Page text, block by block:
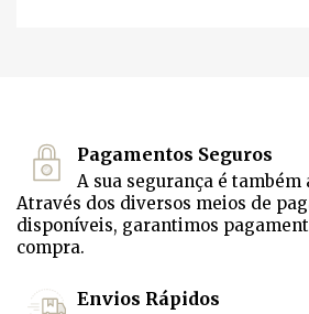
Pagamentos Seguros
A sua segurança é
Através dos diversos meios de
disponíveis, garantimos
compra.
Envios Rápidos